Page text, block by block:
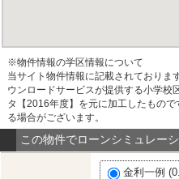
※物件情報の学区情報について
当サイト物件情報に記載されておりま
ウンロードサービスが提供する小学校
タ【2016年度】を元に加工したもの
る場合がございます。
この物件でローンシミュレー
金利一例